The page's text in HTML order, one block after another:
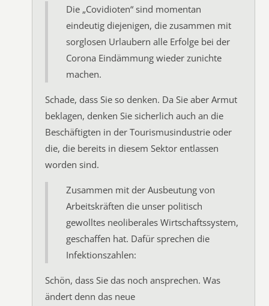
Die „Covidioten“ sind momentan
eindeutig diejenigen, die zusammen mit
sorglosen Urlaubern alle Erfolge bei der
Corona Eindämmung wieder zunichte
machen.
Schade, dass Sie so denken. Da Sie aber Armut
beklagen, denken Sie sicherlich auch an die
Beschäftigten in der Tourismusindustrie oder
die, die bereits in diesem Sektor entlassen
worden sind.
Zusammen mit der Ausbeutung von
Arbeitskräften die unser politisch
gewolltes neoliberales Wirtschaftssystem,
geschaffen hat. Dafür sprechen die
Infektionszahlen:
Schön, dass Sie das noch ansprechen. Was
ändert denn das neue